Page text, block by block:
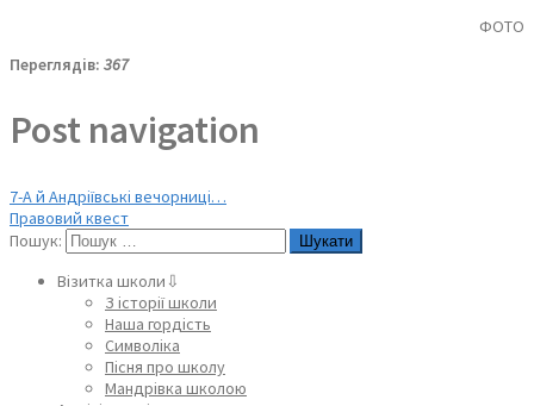
ФОТО
Переглядів: 367
Post navigation
7-А й Андріївські вечорниці…
Правовий квест
Пошук:
Візитка школи⇩
З історії школи
Наша гордість
Символіка
Пісня про школу
Мандрівка школою